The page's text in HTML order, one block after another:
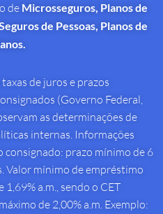
de Microsseguros, Planos de
de Pessoas, Planos de
taxas de juros e prazos
(Governo Federal,
as determinações de
internas. Informações
prazo mínimo de 6
Valor mínimo de empréstimo
1,69% a.m., sendo o CET
de 2,00% a.m. Exemplo: